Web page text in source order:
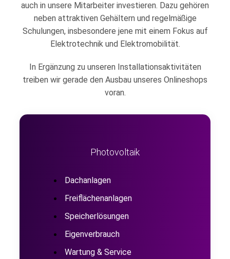
auch in unsere Mitarbeiter investieren. Dazu gehören
neben attraktiven Gehältern und regelmäßige
Schulungen, insbesondere jene mit einem Fokus auf
Elektrotechnik und Elektromobilität.
In Ergänzung zu unseren Installationsaktivitäten
treiben wir gerade den Ausbau unseres Onlineshops
voran.
Photovoltaik
Dachanlagen
Freiflächenanlagen
Speicherlösungen
Eigenverbrauch
Wartung & Service